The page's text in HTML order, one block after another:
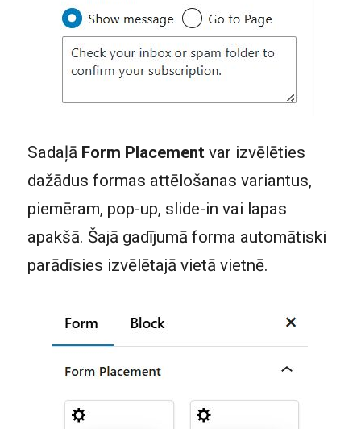
Sadaļā Form Placementvar izvēlēties
dažādus formas attēlošanas variantus,
piemēram, pop-up, slide-in vai lapas
apakšā. Šajā gadījumā forma automātiski
parādīsies izvēlētajā vietā vietnē.